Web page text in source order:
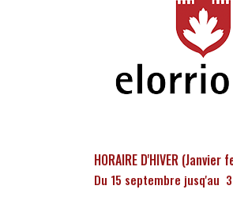
HORAIRE D'HIVER (Janvier
Du 15 septembre jusq'au